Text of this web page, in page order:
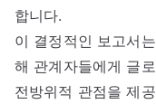
합니다.
이 결정적인 보고서
해 관계자들에게 글
전방위적 관점을 제